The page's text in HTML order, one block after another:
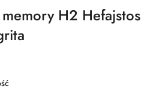
H2 Hefajstos